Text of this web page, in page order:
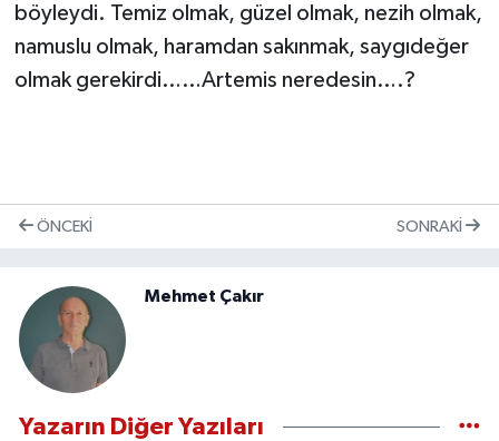
böyleydi. Temiz olmak, güzel olmak, nezih olmak,
namuslu olmak, haramdan sakınmak, saygıdeğer
olmak gerekirdi……Artemis neredesin….?
ÖNCEKI SONRAKI
Mehmet Çakır
Yazarın Diğer Yazıları